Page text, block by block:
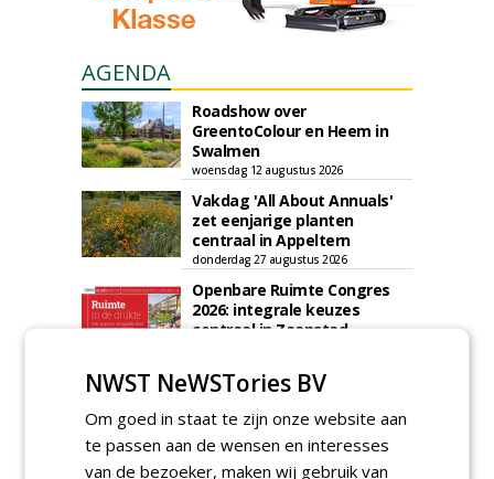
AGENDA
Roadshow over
GreentoColour en Heem in
Swalmen
woensdag 12 augustus 2026
Vakdag 'All About Annuals'
zet eenjarige planten
centraal in Appeltern
donderdag 27 augustus 2026
Openbare Ruimte Congres
2026: integrale keuzes
centraal in Zaanstad
Lunchwebinar: zo voorkom je
dat natuurinclusieve
ambities stranden
dinsdag 8 september 2026
Rooftop Symposium viert
NWST NeWSTories BV
Om goed in staat te zijn onze website aan
te passen aan de wensen en interesses
van de bezoeker, maken wij gebruik van